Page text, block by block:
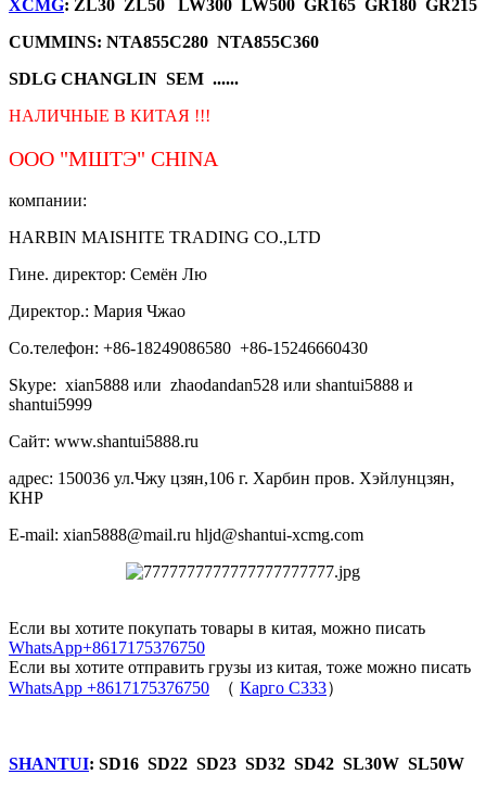
XCMG: ZL30 ZL50 LW300 LW500 GR165 GR180 GR215
CUMMINS: NTA855C280 NTA855C360
SDLG CHANGLIN SEM ......
НАЛИЧНЫЕ В КИТАЯ !!!
ООО "МШТЭ" CHINA
компании:
HARBIN MAISHITE TRADING CO.,LTD
Гине. директор: Семён Лю
Директор.: Мария Чжао
Со.телефон: +86-18249086580 +86-15246660430
Skype: xian5888 или zhaodandan528 или shantui5888 и
shantui5999
Сайт: www.shantui5888.ru
адрес: 150036 ул.Чжу цзян,106 г. Харбин пров. Хэйлунцзян,
КНР
E-mail: xian5888@mail.ru hljd@shantui-xcmg.com
Если вы хотите покупать товары в китая, можно писать
WhatsApp+8617175376750
Если вы хотите отправить грузы из китая, тоже можно писать
WhatsApp +8617175376750 （ Карго C333）
SHANTUI: SD16 SD22 SD23 SD32 SD42 SL30W SL50W